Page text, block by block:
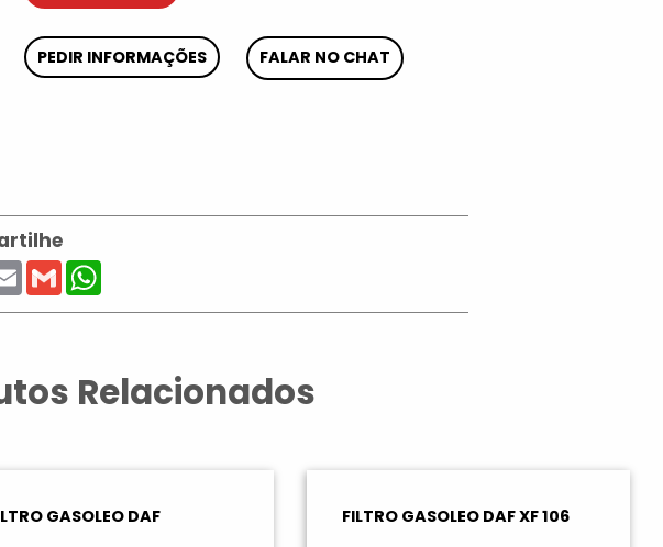
PEDIR INFORMAÇÕES FALAR NO CHAT
EmailGmailWhatsApp
Relacionados
GASOLEO DAF FILTRO GASOLEO DAF XF 106